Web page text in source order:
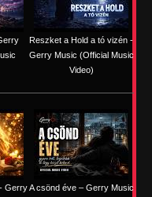
Reszket a Hold a tó vizén -
Gerry Music (Official Music
Video)
Gerry A csönd éve – Gerry Music